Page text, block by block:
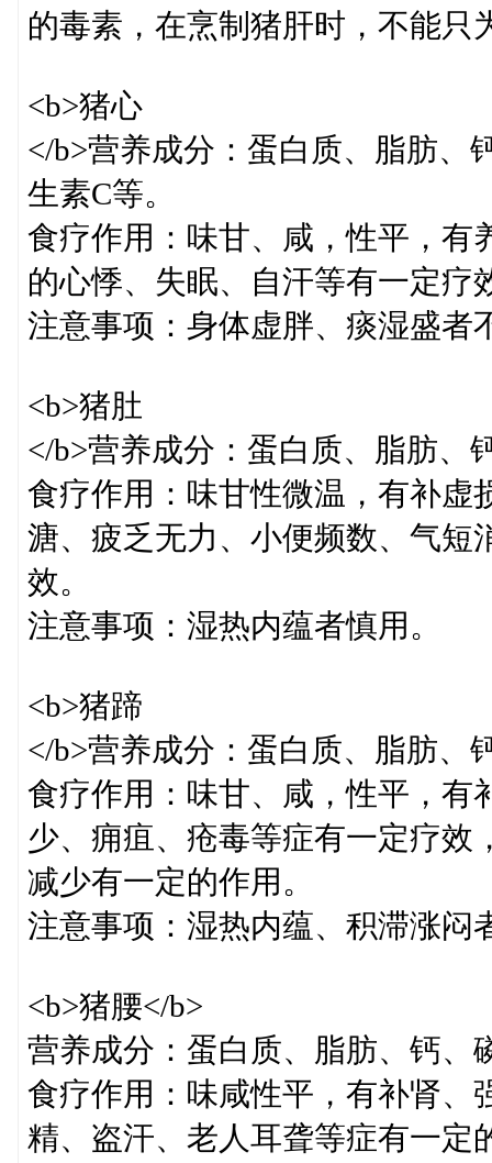
的毒素，在烹制猪肝时，不能只
<b>猪心
</b>营养成分：蛋白质、脂肪、
生素C等。
食疗作用：味甘、咸，性平，有
的心悸、失眠、自汗等有一定疗
注意事项：身体虚胖、痰湿盛者
<b>猪肚
</b>营养成分：蛋白质、脂肪、
食疗作用：味甘性微温，有补虚
溏、疲乏无力、小便频数、气短
效。
注意事项：湿热内蕴者慎用。
<b>猪蹄
</b>营养成分：蛋白质、脂肪、
食疗作用：味甘、咸，性平，有
少、痈疽、疮毒等症有一定疗效
减少有一定的作用。
注意事项：湿热内蕴、积滞涨闷
<b>猪腰</b>
营养成分：蛋白质、脂肪、钙、
食疗作用：味咸性平，有补肾、
精、盗汗、老人耳聋等症有一定